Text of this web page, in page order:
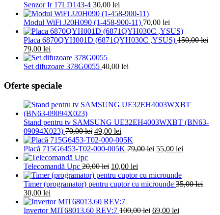
Senzor Ir 17LD143-4 30,00 lei
Modul WiFi J20H090 (1-458-900-11) 70,00 lei
Placa 6870QYH001D (6871QYH030C ,YSUS) 150,00lei
Prețul
inițial
a
150,00 lei.
79,00 lei
curent
este:
Set difuzoare 378G0055 40,00 lei
Oferte speciale
Stand pentru tv SAMSUNG UE32EH4003WXBT (BN63-
09094X023) 70,00lei Prețul
inițial
a
70,00 lei.
49,00 lei
curent
este:
Placă 715G6453-T02-000-005K 79,00lei Prețul
fost:
79,00 lei.
55,00 lei
Telecomandă Upc 20,00lei Prețul
inițial
a
20,00 lei.
10,00 lei
curent
este:
Timer (programator) pentru cuptor cu microunde 35,00lei
Prețul
inițial
a
30,00 lei
curent
este:
Invertor MIT68013.60 REV:7 100,00lei Prețul
69,00 lei